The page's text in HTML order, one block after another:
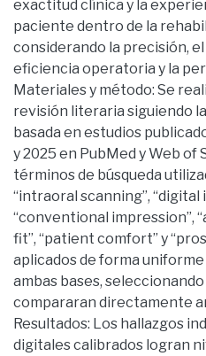
exactitud clínica y la
paciente dentro de la
considerando la precisión,
eficiencia operatoria y la
Materiales y método: Se
revisión literaria siguiendo
basada en estudios
y 2025 en PubMed y Web of
términos de búsqueda
“intraoral scanning”, “digital
“conventional impression”,
fit”, “patient comfort” y
aplicados de forma uniforme
ambas bases,
compararan directamente
Resultados: Los hallazgos
digitales calibrados logran